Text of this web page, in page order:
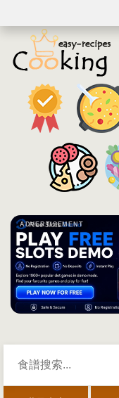
ADVERTISEMENT